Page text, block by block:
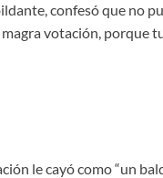
confesó que no
votación, porque
le cayó como “un